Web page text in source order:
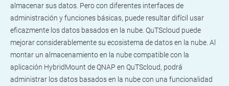
almacenar sus datos. Pero con diferentes interfaces de
administración y funciones básicas, puede resultar difícil usar
eficazmente los datos basados en la nube. QuTScloud puede
mejorar considerablemente su ecosistema de datos en la nube. Al
montar un almacenamiento en la nube compatible con la
aplicación HybridMount de QNAP en QuTScloud, podrá
administrar los datos basados en la nube con una funcionalidad